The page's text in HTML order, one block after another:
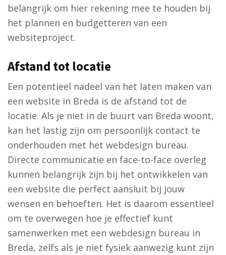
belangrijk om hier rekening mee te houden bij
het plannen en budgetteren van een
websiteproject.
Afstand tot locatie
Een potentieel nadeel van het laten maken van
een website in Breda is de afstand tot de
locatie. Als je niet in de buurt van Breda woont,
kan het lastig zijn om persoonlijk contact te
onderhouden met het webdesign bureau.
Directe communicatie en face-to-face overleg
kunnen belangrijk zijn bij het ontwikkelen van
een website die perfect aansluit bij jouw
wensen en behoeften. Het is daarom essentieel
om te overwegen hoe je effectief kunt
samenwerken met een webdesign bureau in
Breda, zelfs als je niet fysiek aanwezig kunt zijn